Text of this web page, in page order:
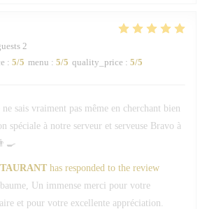
2
: 5/5 menu : 5/5 quality_price : 5/5
sais vraiment pas même en cherchant bien
spéciale à notre serveur et serveuse Bravo à
has responded to the review
Un immense merci pour votre
et pour votre excellente appréciation.